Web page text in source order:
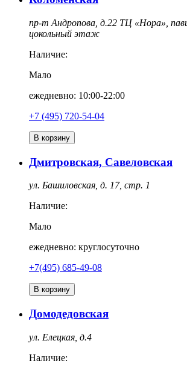
пр-т Андропова, д.22 ТЦ «Нора»,
цокольный этаж
Наличие:
Мало
ежедневно: 10:00-22:00
‎+7 (495) 720-54-04
В корзину
Дмитровская, Савеловская
ул. Башиловская, д. 17, стр. 1
Наличие:
Мало
ежедневно: круглосуточно
+7(495) 685-49-08
В корзину
Домодедовская
ул. Елецкая, д.4
Наличие: